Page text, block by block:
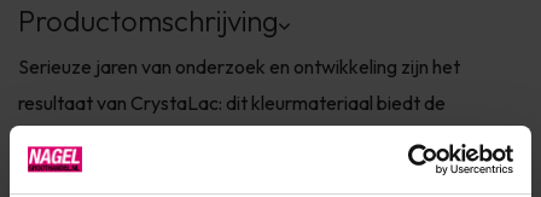
Productomschrijving
Serieuze jaren van onderzoek en ontwikkeling zijn het
resultaat van CrystaLac: dit kleurmateriaal biedt de
duurzaamheid van gekleurde gels met het gemak van lakken.
Meer romig, flexibel en afweekbaar. Uitharden in zowel UV-